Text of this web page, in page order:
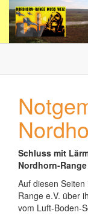
Schluss mit
Nordhorn-
Auf diesen
Range e.V. über
vom Luft-Boden-